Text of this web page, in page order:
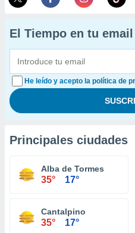
El Tiempo en tu email
He leído y acepto la política de
Principales ciudades
Alba de Tormes
35° 17°
Cantalpino
35° 17°